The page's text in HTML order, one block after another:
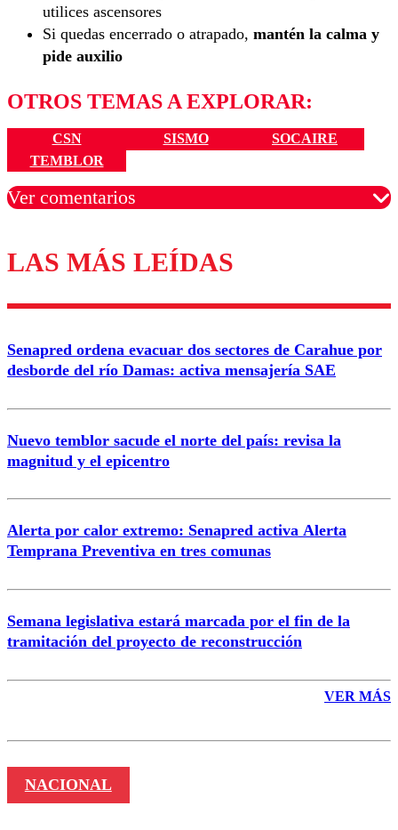
utilices ascensores
Si quedas encerrado o atrapado, mantén la calma y
pide auxilio
OTROS TEMAS A EXPLORAR:
CSN SISMO
SOCAIRE
TEMBLOR
Ver comentarios
Los comentarios son moderados para garantizar un
diálogo respetuoso.
Correo
LAS MÁS LEÍDAS
Senapred ordena evacuar dos sectores de Carahue por
desborde del río Damas: activa mensajería SAE
Nuevo temblor sacude el norte del país: revisa la
magnitud y el epicentro
Alerta por calor extremo: Senapred activa Alerta
Temprana Preventiva en tres comunas
Semana legislativa estará marcada por el fin de la
tramitación del proyecto de reconstrucción
VER MÁS
NACIONAL